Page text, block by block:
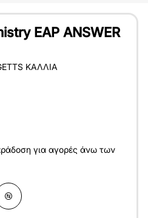
EAP ANSWER
ΚΆΛΛΙΑ
για αγορές άνω των